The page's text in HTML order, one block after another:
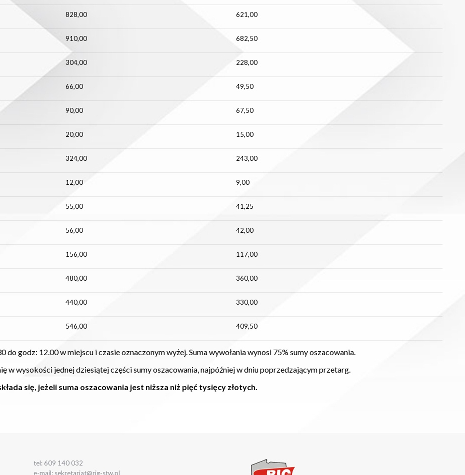
828,00 621,00
910,00 682,50
304,00 228,00
66,00 49,50
90,00 67,50
20,00 15,00
324,00 243,00
12,00 9,00
55,00 41,25
56,00 42,00
156,00 117,00
480,00 360,00
440,00 330,00
546,00 409,50
godz: 12.00 w miejscu i czasie oznaczonym wyżej. Suma wywołania wynosi 75% sumy oszacowania.
w wysokości jednej dziesiątej części sumy oszacowania, najpóźniej w dniu poprzedzającym przetarg.
się, jeżeli suma oszacowania jest niższa niż pięć tysięcy złotych.
tel: 609 140 032
e-mail: sekretariat@rig-stw.pl